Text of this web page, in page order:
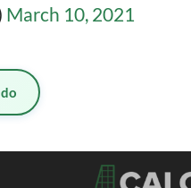
March 10, 2021